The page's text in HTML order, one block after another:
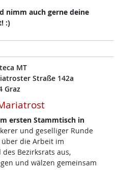
nimm auch gerne deine
:)
MT
Straße 142a
Graz
ersten Stammtisch in
und geselliger Runde
die Arbeit im
Bezirksrats aus,
und wälzen gemeinsam